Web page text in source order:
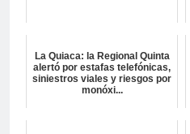
La Quiaca: la Regional Quinta
alertó por estafas telefónicas,
siniestros viales y riesgos por
monóxi...